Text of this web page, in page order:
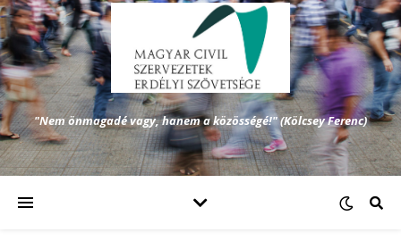
"Nem önmagadé vagy, hanem a közösségé!" (Kölcsey Ferenc)